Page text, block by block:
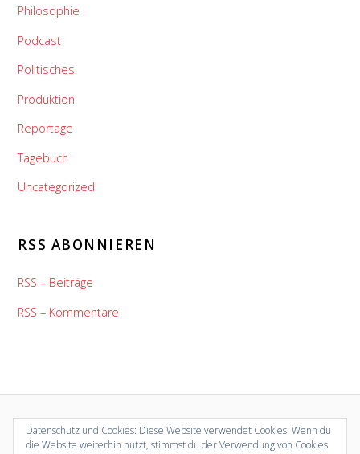
Philosophie
Podcast
Politisches
Produktion
Reportage
Tagebuch
Uncategorized
RSS ABONNIEREN
RSS – Beiträge
RSS – Kommentare
Datenschutz und Cookies: Diese Website verwendet Cookies. Wenn du
die Website weiterhin nutzt, stimmst du der Verwendung von Cookies